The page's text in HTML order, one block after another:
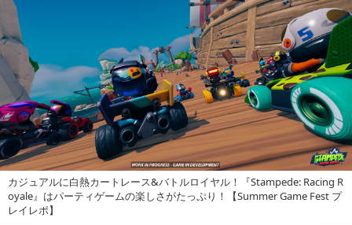
カジュアルに白熱カートレース&バトルロイヤル！『Stampede: Racing R
oyale』はパーティゲームの楽しさがたっぷり！【Summer Game Fest プ
レイレポ】